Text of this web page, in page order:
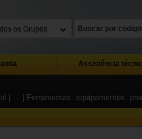
Assistência
| ... | Ferramentas, equipamentos,